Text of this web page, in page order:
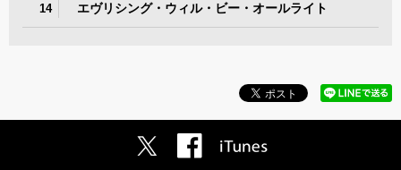
14 エヴリシング・ウィル・ビー・オールライト